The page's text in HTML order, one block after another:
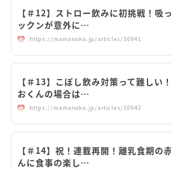
【＃12】ストロー飲みに初挑戦！吸
ックンが意外に…
https://mamanoko.jp/articles/30941
【＃13】こぼし飲み対策って難しい
おくんの場合は…
https://mamanoko.jp/articles/30942
【＃14】祝！連載再開！離乳食期の
んに食事の楽し…